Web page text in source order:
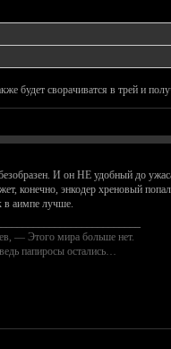
будет сворачиватся в трей и
И он НЕ удобный до
конечно, энкодер хреновый
в аимпе лучше.
— Этого мира больше нет.
папиросы остались…